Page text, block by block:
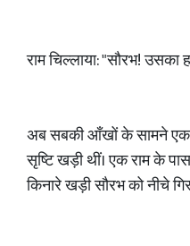
राम चिल्लाया: "सौरभ! उसका
अब सबकी आँखों के सामने एक
सृष्टि खड़ी थीं। एक राम के
किनारे खड़ी सौरभ को नीचे